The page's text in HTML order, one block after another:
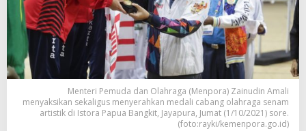
S
e
r
a
h
k
a
n
M
Menteri Pemuda dan Olahraga (Menpora) Zainudin Amali
menyaksikan sekaligus menyerahkan medali cabang olahraga senam
artistik di Istora Papua Bangkit, Jayapura, Jumat (1/10/2021) sore.
(foto:rayki/kemenpora.go.id)